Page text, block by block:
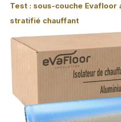
Test : sous-couche Evafloor
stratifié chauffant